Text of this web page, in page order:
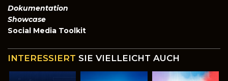
Dokumentation
Showcase
Social Media Toolkit
INTERESSIERT SIE VIELLEICHT AUCH